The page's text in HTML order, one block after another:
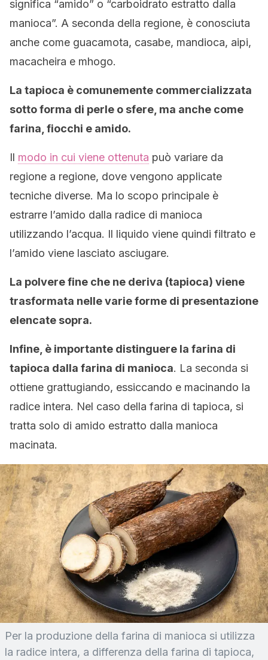
significa “amido” o “carboidrato estratto dalla
manioca”. A seconda della regione, è conosciuta
anche come guacamota, casabe, mandioca, aipi,
macacheira e mhogo.
La tapioca è comunemente commercializzata
sotto forma di perle o sfere, ma anche come
farina, fiocchi e amido.
Il modo in cui viene ottenuta può variare da
regione a regione, dove vengono applicate
tecniche diverse. Ma lo scopo principale è
estrarre l’amido dalla radice di manioca
utilizzando l’acqua. Il liquido viene quindi filtrato e
l’amido viene lasciato asciugare.
La polvere fine che ne deriva (tapioca) viene
trasformata nelle varie forme di presentazione
elencate sopra.
Infine, è importante distinguere la farina di
tapioca dalla farina di manioca. La seconda si
ottiene grattugiando, essiccando e macinando la
radice intera. Nel caso della farina di tapioca, si
tratta solo di amido estratto dalla manioca
macinata.
Per la produzione della farina di manioca si utilizza
la radice intera, a differenza della farina di tapioca,